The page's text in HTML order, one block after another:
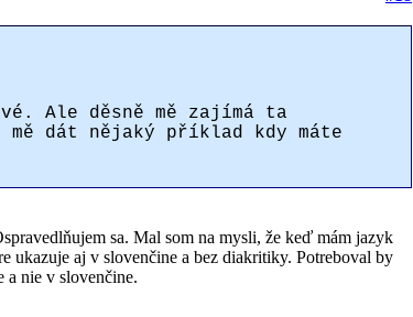
Ale děsně mě zajímá ta
dát nějaký příklad kdy máte
sa. Mal som na mysli, že keď mám jazyk
ukazuje aj v slovenčine a bez diakritiky. Potreboval by
a nie v slovenčine.